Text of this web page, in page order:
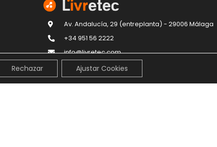
Av. Andalucía, 29 (entreplanta) - 29006 Málaga
+34 951 56 2222
info@livretec.com
Rechazar Ajustar Cookies